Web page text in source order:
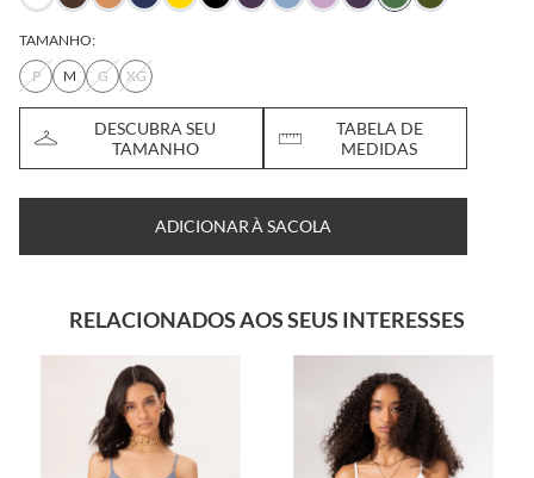
TAMANHO:
P
M G XG
DESCUBRA SEU
TAMANHO
TABELA DE
MEDIDAS
ADICIONAR À SACOLA
RELACIONADOS AOS SEUS INTERESSES